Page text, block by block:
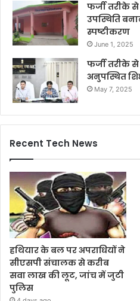
फर्जी तरीके से
उपस्थिति
स्पष्टीकरण
June 1, 2025
फर्जी तरीके
अनुपस्थित
May 7, 2025
Recent Tech News
हथियार के बल पर अपराधियों ने
सीएसपी संचालक से करीब
सवा लाख की लूट, जांच में जुटी
पुलिस